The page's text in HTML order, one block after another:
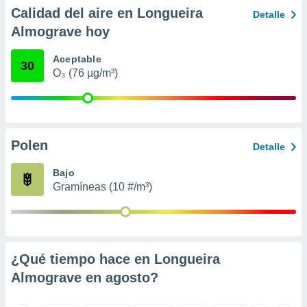
u
datos
momento
en
de
datos
Calidad del aire en Longueira
Almograve hoy
Detalle
30 Aceptable
O₃ (76 µg/m³)
Polen Detalle
Bajo
Gramíneas (10 #/m³)
¿Qué tiempo hace en Longueira
Almograve en agosto?